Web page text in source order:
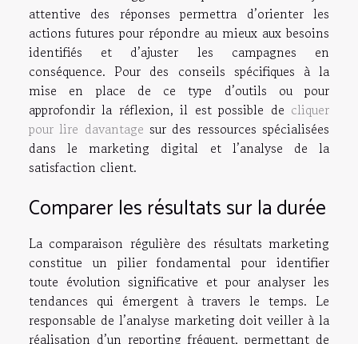
attentive des réponses permettra d’orienter les
actions futures pour répondre au mieux aux besoins
identifiés et d’ajuster les campagnes en
conséquence. Pour des conseils spécifiques à la
mise en place de ce type d’outils ou pour
approfondir la réflexion, il est possible de cliquer
pour lire davantage sur des ressources spécialisées
dans le marketing digital et l’analyse de la
satisfaction client.
Comparer les résultats sur la durée
La comparaison régulière des résultats marketing
constitue un pilier fondamental pour identifier
toute évolution significative et pour analyser les
tendances qui émergent à travers le temps. Le
responsable de l’analyse marketing doit veiller à la
réalisation d’un reporting fréquent, permettant de